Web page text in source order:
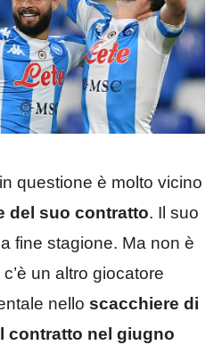
in questione è molto vicino
del suo contratto. Il suo
fine stagione. Ma non è
un altro giocatore
nello scacchiere di
contratto nel giugno